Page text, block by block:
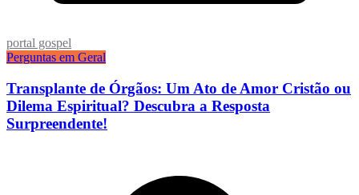
portal gospel
Perguntas em Geral
Transplante de Órgãos: Um Ato de Amor Cristão ou
Dilema Espiritual? Descubra a Resposta
Surpreendente!